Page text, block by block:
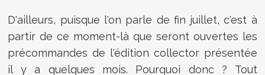
D'ailleurs, puisque l'on parle de fin juillet, c'est à
partir de ce moment-là que seront ouvertes les
précommandes de l'édition collector présentée
il y a quelques mois. Pourquoi donc ? Tout